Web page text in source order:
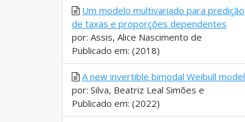
Um modelo multivariado para predição
de taxas e proporções dependentes
por: Assis, Alice Nascimento de
Publicado em: (2018)
A new invertible bimodal Weibull model
por: Silva, Beatriz Leal Simões e
Publicado em: (2022)